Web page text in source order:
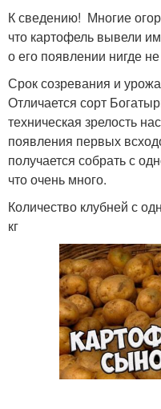
К сведению! Многие
что картофель вывели
о его появлении нигде
Срок созревания и
Отличается сорт
техническая зрелость
появления первых
получается собрать с
что очень много.
Количество клубней с
кг